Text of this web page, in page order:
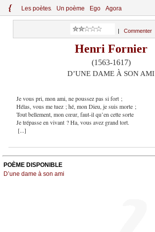
{ Les poètes Un poème Ego Agora
Commenter
Henri Fornier
(1563-1617)
D’UNE DAME À SON AMI
Je vous pri, mon ami, ne poussez pas si fort ;
Hélas, vous me tuez ; hé, mon Dieu, je suis morte ;
Tout bellement, mon cœur, faut-il qu’en cette sorte
Je trépasse en vivant ? Ha, vous avez grand tort.
[...]
POÈME DISPONIBLE
D’une dame à son ami